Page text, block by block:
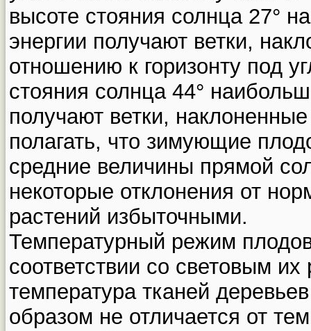
высоте стояния солнца 27°
энергии получают ветки,
отношению к горизонту под
стояния солнца 44°
получают ветки,
полагать, что зимующие
средние величины прямой
некоторые отклонения от
растений избыточными.
Температурный режим
соответствии со световым
температура тканей
образом не отличается от